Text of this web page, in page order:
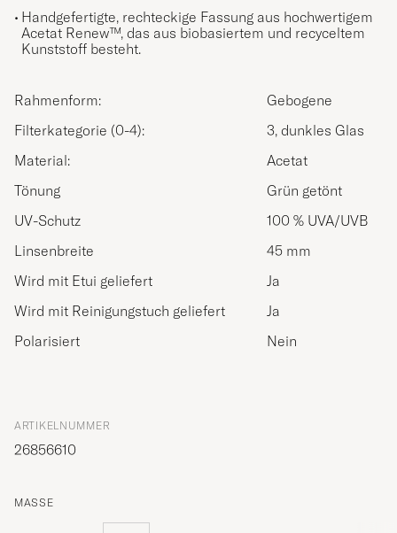
Handgefertigte, rechteckige Fassung aus hochwertigem
Acetat Renew™, das aus biobasiertem und recyceltem
Kunststoff besteht.
Rahmenform:
Gebogene
Filterkategorie (0-4):
3, dunkles Glas
Material:
Acetat
Tönung
Grün getönt
UV-Schutz
100 % UVA/UVB
Linsenbreite
45 mm
Wird mit Etui geliefert
Ja
Wird mit Reinigungstuch geliefert
Ja
Polarisiert
Nein
ARTIKELNUMMER
26856610
MASSE